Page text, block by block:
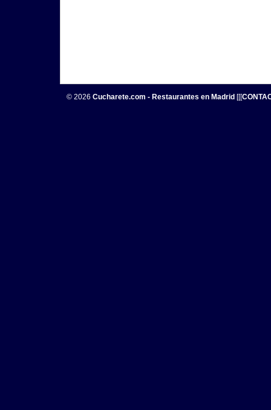
© 2026 Cucharete.com - Restaurantes en Madrid [[[